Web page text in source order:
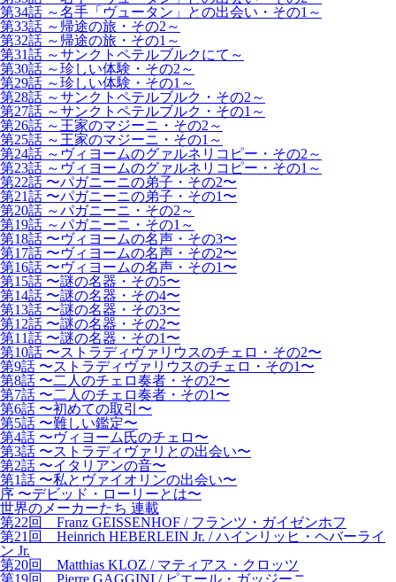
第34話 ～名手「ヴュータン」との出会い・その1～
第33話 ～帰途の旅・その2～
第32話 ～帰途の旅・その1～
第31話 ～サンクトペテルブルクにて～
第30話 ～珍しい体験・その2～
第29話 ～珍しい体験・その1～
第28話 ～サンクトペテルブルク・その2～
第27話 ～サンクトペテルブルク・その1～
第26話 ～王家のマジーニ・その2～
第25話 ～王家のマジーニ・その1～
第24話 ～ヴィヨームのグァルネリコピー・その2～
第23話 ～ヴィヨームのグァルネリコピー・その1～
第22話 〜パガニーニの弟子・その2〜
第21話 〜パガニーニの弟子・その1〜
第20話 ～パガニーニ・その2～
第19話 ～パガニーニ・その1～
第18話 〜ヴィヨームの名声・その3〜
第17話 〜ヴィヨームの名声・その2〜
第16話 〜ヴィヨームの名声・その1〜
第15話 〜謎の名器・その5〜
第14話 〜謎の名器・その4〜
第13話 〜謎の名器・その3〜
第12話 〜謎の名器・その2〜
第11話 〜謎の名器・その1〜
第10話 〜ストラディヴァリウスのチェロ・その2〜
第9話 〜ストラディヴァリウスのチェロ・その1〜
第8話 〜二人のチェロ奏者・その2〜
第7話 〜二人のチェロ奏者・その1〜
第6話 〜初めての取引〜
第5話 〜難しい鑑定〜
第4話 〜ヴィヨーム氏のチェロ〜
第3話 〜ストラディヴァリとの出会い〜
第2話 〜イタリアンの音〜
第1話 〜私とヴァイオリンの出会い〜
序 〜デビッド・ローリーとは〜
世界のメーカーたち 連載
第22回 Franz GEISSENHOF / フランツ・ガイゼンホフ
第21回 Heinrich HEBERLEIN Jr. / ハインリッヒ・ヘバーライ
ン Jr.
第20回 Matthias KLOZ / マティアス・クロッツ
第19回 Pierre GAGGINI / ピエール・ガッジーニ